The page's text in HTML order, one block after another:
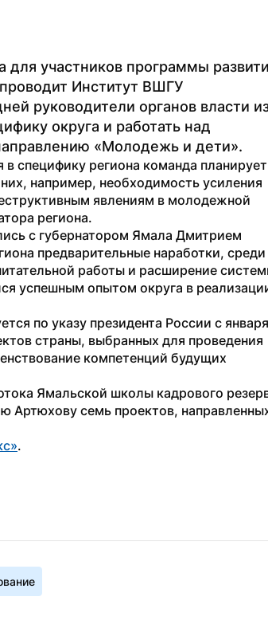
для участников программы
Институт ВШГУ
руководители органов власти
округа и работать над
«Молодежь и дети».
специфику региона команда планирует
например, необходимость усиления
явлениям в молодежной
региона.
с губернатором Ямала Дмитрием
предварительные наработки, среди
работы и расширение
успешным опытом округа в
по указу президента России с января
страны, выбранных для проведения
компетенций будущих
Ямальской школы кадрового
Артюхову семь проектов,
.